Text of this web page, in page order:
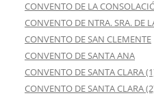
CONVENTO DE LA
CONVENTO DE NTRA. SRA. DE
CONVENTO DE SAN CLEMENTE
CONVENTO DE SANTA ANA
CONVENTO DE SANTA CLARA
CONVENTO DE SANTA CLARA